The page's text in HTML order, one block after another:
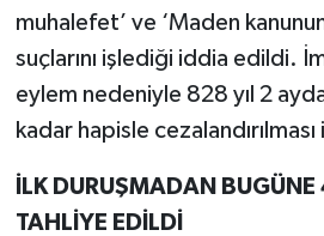
muhalefet’ ve ‘Maden
suçlarını işlediği iddia edildi.
eylem nedeniyle 828 yıl 2
kadar hapisle
İLK DURUŞMADAN
TAHLİYE EDİLDİ